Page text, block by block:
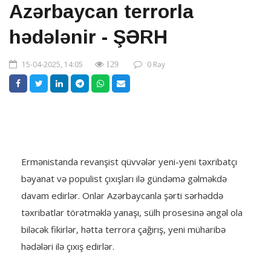
Azərbaycan terrorla
hədələnir - ŞƏRH
15-04-2025, 14:05 129 0 Rəy
Ermənistanda revanşist qüvvələr yeni-yeni təxribatçı
bəyanat və populist çıxışları ilə gündəmə gəlməkdə
davam edirlər. Onlar Azərbaycanla şərti sərhəddə
təxribatlar törətməklə yanaşı, sülh prosesinə əngəl ola
biləcək fikirlər, hətta terrora çağırış, yeni müharibə
hədələri ilə çıxış edirlər.